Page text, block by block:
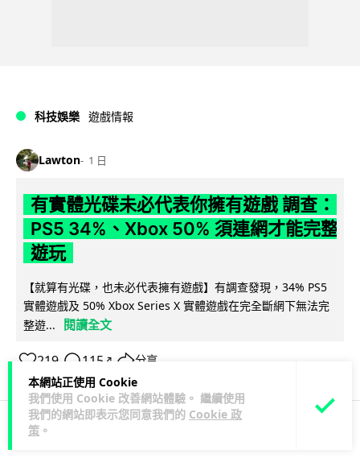
本網站正使用 Cookie
我們使用 Cookie 改善網站體驗。 繼續使用
我們的網站即表示您同意我們的 Cookie 政
策 。
科技娛樂 遊戲情報
Lawton 1 日
有實體光碟未必代表你擁有遊戲 調查：
PS5 34%、Xbox 50% 須連網才能完整
遊玩
【就算有光碟，也未必代表擁有遊戲】有調查發現，34% PS5
實體遊戲及 50% Xbox Series X 實體遊戲在完全斷網下無法完
整遊...
閱讀全文
219 115 ↗ 分享